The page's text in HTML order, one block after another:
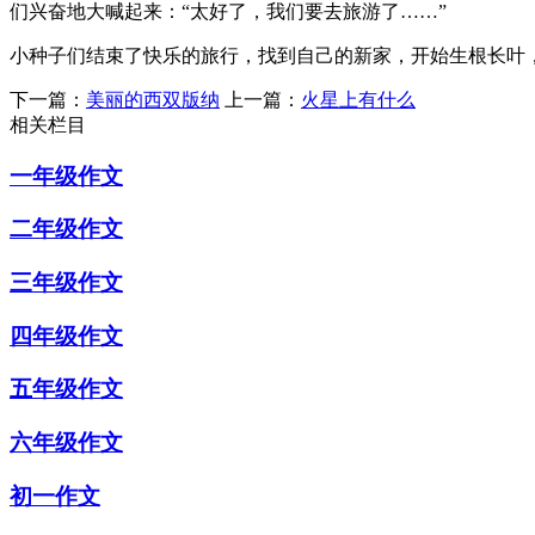
们兴奋地大喊起来：“太好了，我们要去旅游了……”
小种子们结束了快乐的旅行，找到自己的新家，开始生根长叶
下一篇： 美丽的西双版纳 上一篇： 火星上有什么
相关栏目
一年级作文
二年级作文
三年级作文
四年级作文
五年级作文
六年级作文
初一作文